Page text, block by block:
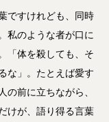
ですけれども、同時
私のような者が口に
「体を殺しても、そ
な」。たとえば愛す
の前に立ちながら、
けが、語り得る言葉